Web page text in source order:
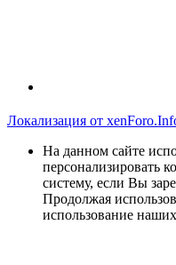
Локализация от
На данном сайте
персонализировать
систему, если Вы
Продолжая
использование